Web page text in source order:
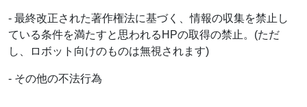
- 最終改正された著作権法に基づく、情報の収集を禁止し
ている条件を満たすと思われるHPの取得の禁止。(ただ
し、ロボット向けのものは無視されます)
- その他の不法行為